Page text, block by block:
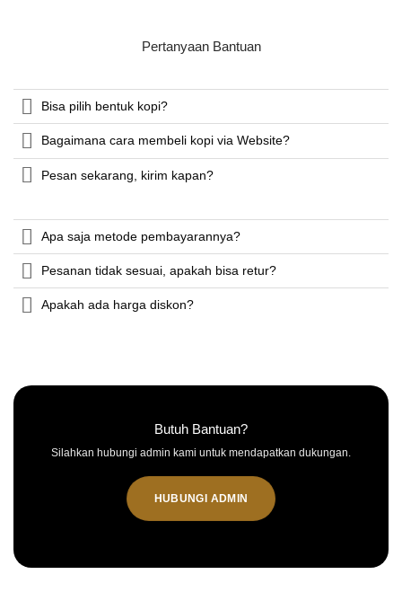
Pertanyaan Bantuan
Bisa pilih bentuk kopi?
Bagaimana cara membeli kopi via Website?
Pesan sekarang, kirim kapan?
Apa saja metode pembayarannya?
Pesanan tidak sesuai, apakah bisa retur?
Apakah ada harga diskon?
Butuh Bantuan?
Silahkan hubungi admin kami untuk mendapatkan dukungan.
HUBUNGI ADMIN